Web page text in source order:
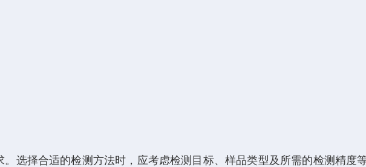
选择合适的检测方法时，应考虑检测目标、样品类型及所需的检测精度